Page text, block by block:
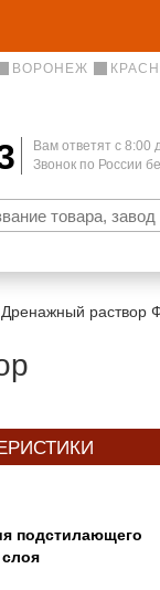
ВОРОНЕЖ
Вам ответят c 8:00
Звонок по России
подстилающего